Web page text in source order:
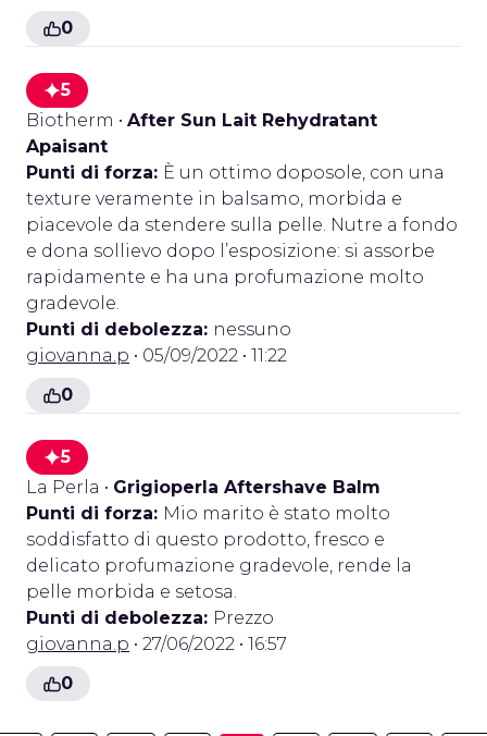
0
5
Biotherm • After Sun Lait Rehydratant
Apaisant
Punti di forza: È un ottimo doposole, con una
texture veramente in balsamo, morbida e
piacevole da stendere sulla pelle. Nutre a fondo
e dona sollievo dopo l’esposizione: si assorbe
rapidamente e ha una profumazione molto
gradevole.
Punti di debolezza: nessuno
giovanna.p • 05/09/2022 • 11:22
0
5
La Perla • Grigioperla Aftershave Balm
Punti di forza: Mio marito è stato molto
soddisfatto di questo prodotto, fresco e
delicato profumazione gradevole, rende la
pelle morbida e setosa.
Punti di debolezza: Prezzo
giovanna.p • 27/06/2022 • 16:57
0